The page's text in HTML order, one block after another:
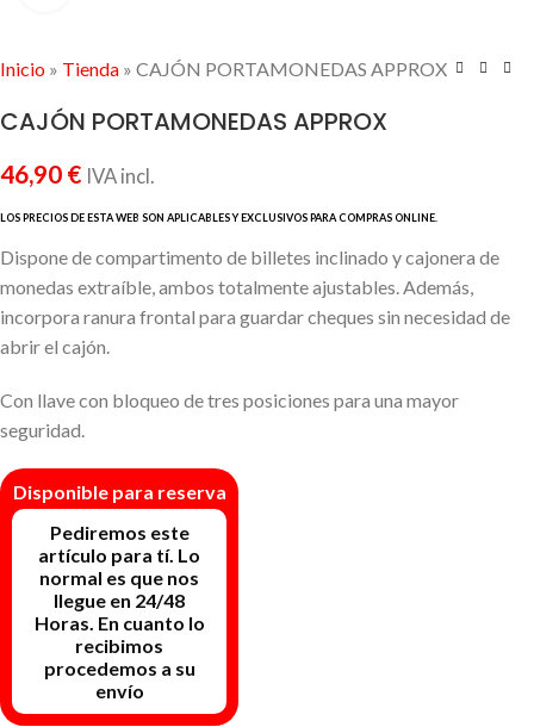
Inicio » Tienda » CAJÓN PORTAMONEDAS APPROX
CAJÓN PORTAMONEDAS APPROX
46,90 € IVA incl.
Dispone de compartimento de billetes inclinado y cajonera de
monedas extraíble, ambos totalmente ajustables. Además,
incorpora ranura frontal para guardar cheques sin necesidad de
abrir el cajón.
Con llave con bloqueo de tres posiciones para una mayor
seguridad.
Disponible para reserva